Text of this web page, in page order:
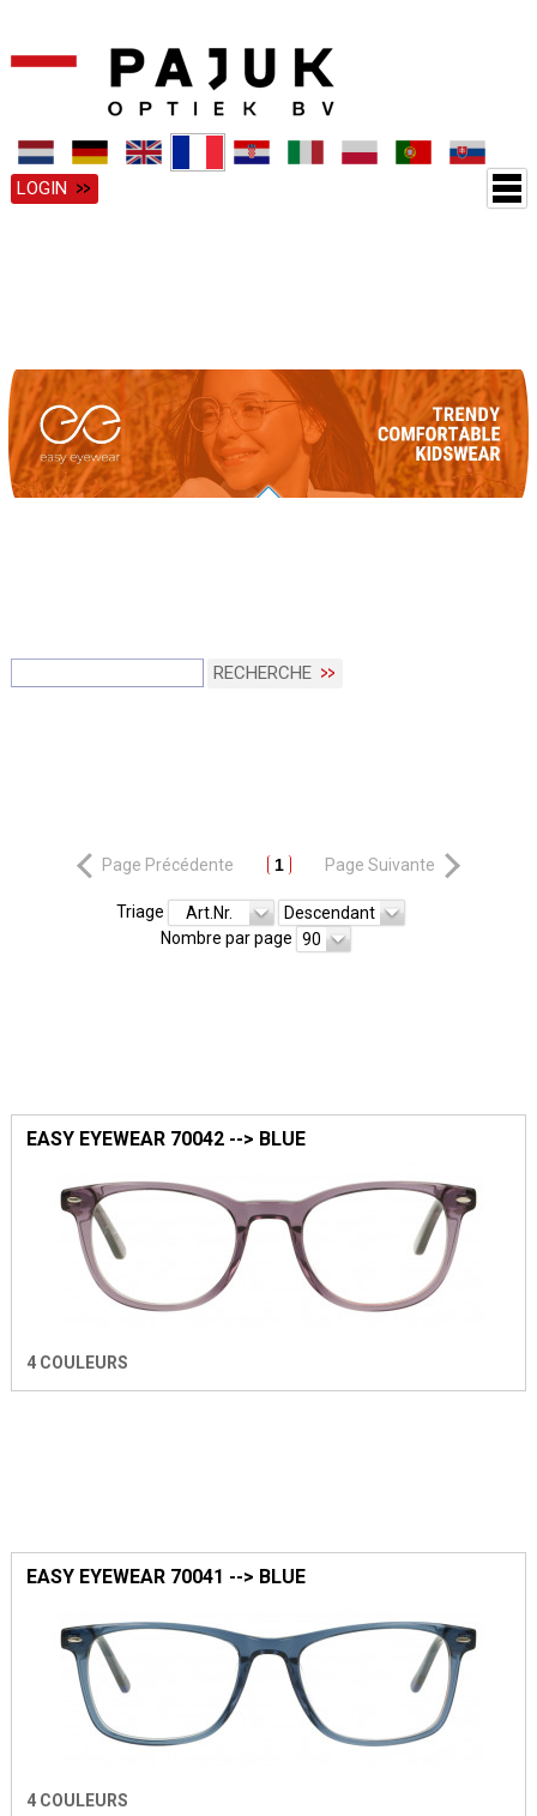
LOGIN
RECHERCHE
Page Précédente 1 Page Suivante
Triage Art.Nr.
Descendant
Nombre par page 90
EASY EYEWEAR 70042 --> BLUE
4 COULEURS
EASY EYEWEAR 70041 --> BLUE
4 COULEURS